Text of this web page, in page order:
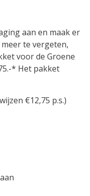
aan en maak er
te vergeten,
voor de Groene
* Het pakket
€12,75 p.s.)